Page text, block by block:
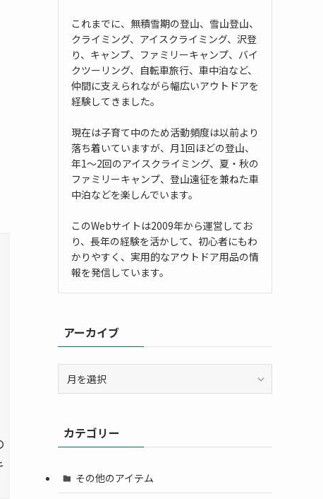
これまでに、無積雪期の登山、雪山登山、
クライミング、アイスクライミング、沢登
り、キャンプ、ファミリーキャンプ、バイ
クツーリング、自転車旅行、車中泊など、
仲間に支えられながら幅広いアウトドアを
経験してきました。
現在は子育て中のため活動頻度は以前より
落ち着いていますが、月1回ほどの登山、
年1〜2回のアイスクライミング、夏・秋の
ファミリーキャンプ、登山遠征を兼ねた車
中泊などを楽しんでいます。
このWebサイトは2009年から運営してお
り、長年の経験を活かして、初心者にもわ
かりやすく、実用的なアウトドア用品の情
報を発信しています。
アーカイブ
ブカテゴリー
その他のアイテム